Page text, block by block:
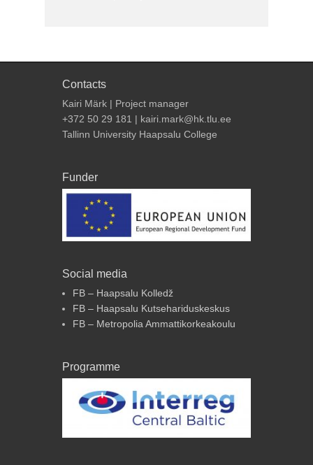
Contacts
Kairi Märk | Project manager
+372 50 29 181 | kairi.mark@hk.tlu.ee
Tallinn University Haapsalu College
Funder
Social media
FB – Haapsalu Kolledž
FB – Haapsalu Kutsehariduskeskus
FB – Metropolia Ammattikorkeakoulu
Programme